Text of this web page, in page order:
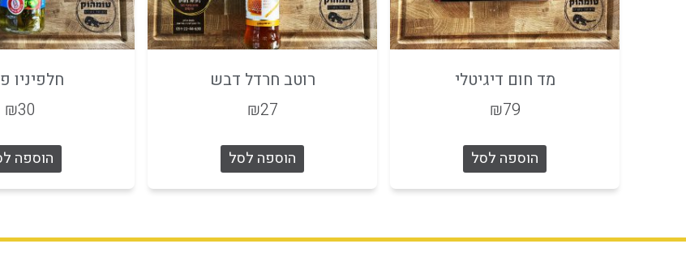
מד חום דיגיטלי
₪79
הוספה לסל
רוטב חרדל דבש
₪27
הוספה לסל
חלפיניו
₪30
הוספה